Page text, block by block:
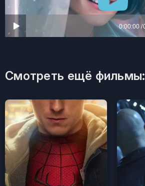
Смотреть ещё фильмы: